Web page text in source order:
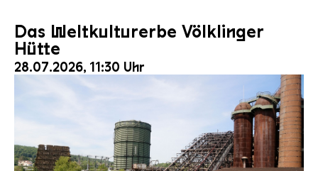
Das Weltkulturerbe Völklinger
Hütte
28.07.2026, 11:30 Uhr